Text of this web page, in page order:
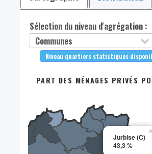
Sélection du niveau d'agrégation :
Niveau quartiers statistiques
Jurbise (C)
43,3 %
×
PART DES MÉNAGES PRIVÉS